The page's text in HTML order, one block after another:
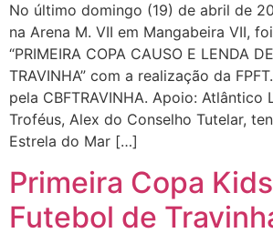
No último domingo (19) de abril de
na Arena M. VII em Mangabeira VII,
“PRIMEIRA COPA CAUSO E LENDA
TRAVINHA” com a realização da
pela CBFTRAVINHA. Apoio: Atlântico
Troféus, Alex do Conselho Tutelar,
Estrela do Mar […]
Primeira Copa
Futebol de